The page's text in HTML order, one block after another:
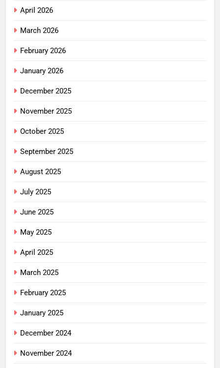
April 2026
March 2026
February 2026
January 2026
December 2025
November 2025
October 2025
September 2025
August 2025
July 2025
June 2025
May 2025
April 2025
March 2025
February 2025
January 2025
December 2024
November 2024